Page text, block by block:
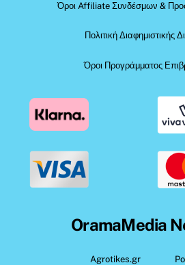
Όροι Affiliate Συνδέσμων &
Πολιτική Διαφημιστικής
Όροι Προγράμματος
OramaMedia
Agrotikes.gr